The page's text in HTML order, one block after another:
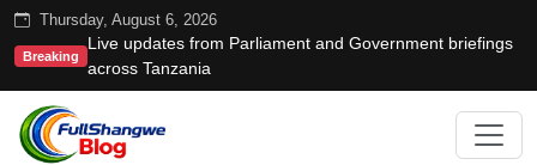
Thursday, August 6, 2026
Breaking
Live updates from Parliament and Government briefings
across Tanzania